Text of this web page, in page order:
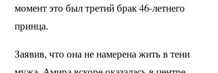
момент это был третий брак 46-летнего
принца.
Заявив, что она не намерена жить в тени